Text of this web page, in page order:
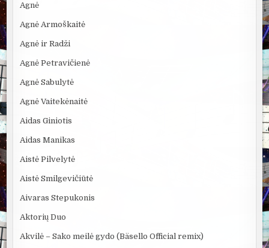
Agnė
Agnė Armoškaitė
Agnė ir Radži
Agnė Petravičienė
Agnė Sabulytė
Agnė Vaitekėnaitė
Aidas Giniotis
Aidas Manikas
Aistė Pilvelytė
Aistė Smilgevičiūtė
Aivaras Stepukonis
Aktorių Duo
Akvilė – Sako meilė gydo (Bäsello Official remix)